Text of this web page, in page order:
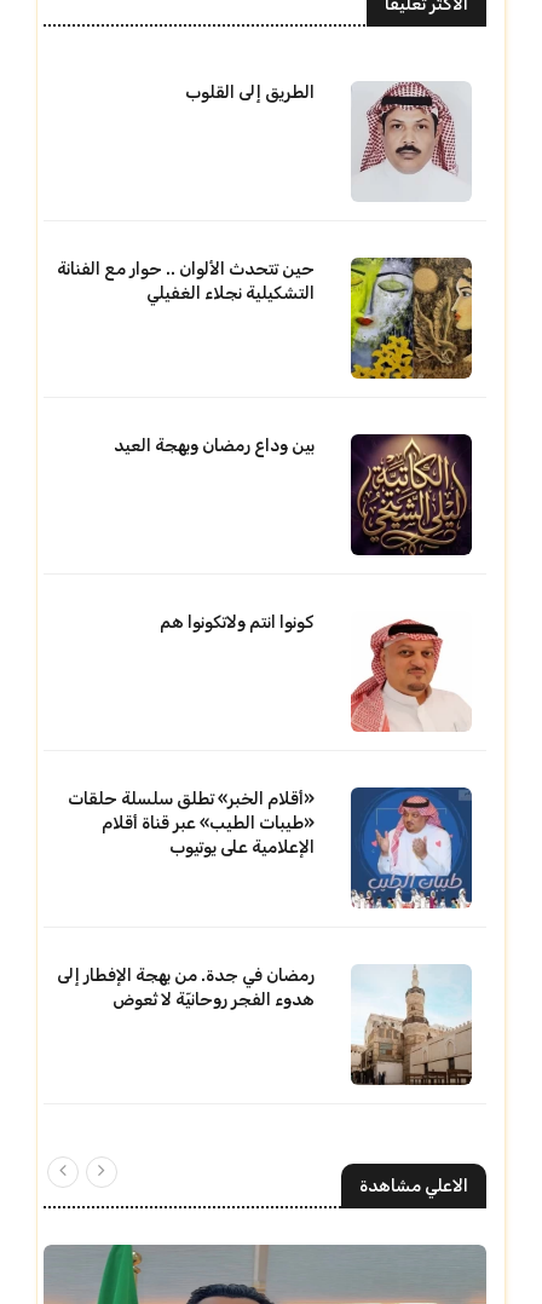
الأكثر تعليقا
الطريق إلى القلوب
حين تتحدث الألوان .. حوار مع الفنانة
التشكيلية نجلاء الغفيلي
بين وداع رمضان وبهجة العيد
كونوا انتم ولاتكونوا هم
«أقلام الخبر» تطلق سلسلة حلقات
«طيبات الطيب» عبر قناة أقلام
الإعلامية على يوتيوب
رمضان في جدة. من بهجة الإفطار إلى
هدوء الفجر روحانيّة لا تُعوض
الاعلي مشاهدة